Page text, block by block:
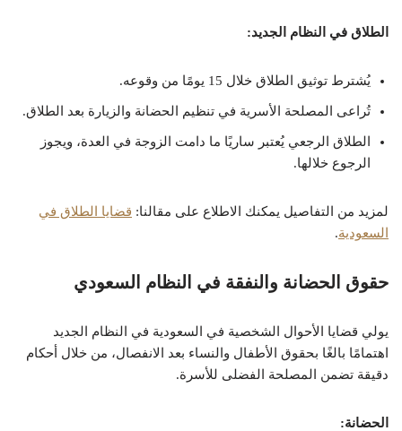
الطلاق في النظام الجديد:
يُشترط توثيق الطلاق خلال 15 يومًا من وقوعه.
تُراعى المصلحة الأسرية في تنظيم الحضانة والزيارة بعد الطلاق.
الطلاق الرجعي يُعتبر ساريًا ما دامت الزوجة في العدة، ويجوز
الرجوع خلالها.
لمزيد من التفاصيل يمكنك الاطلاع على مقالنا: قضايا الطلاق في
السعودية.
حقوق الحضانة والنفقة في النظام السعودي
يولي قضايا الأحوال الشخصية في السعودية في النظام الجديد
اهتمامًا بالغًا بحقوق الأطفال والنساء بعد الانفصال، من خلال أحكام
دقيقة تضمن المصلحة الفضلى للأسرة.
الحضانة: